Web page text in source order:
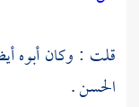
قلت : وكان أبوه
الحسن.